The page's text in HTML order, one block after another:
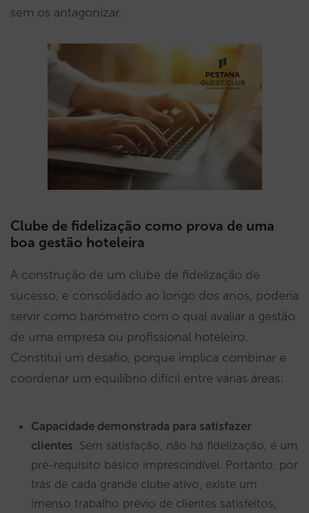
sem os antagonizar.
Clube de fidelização como prova de uma
boa gestão hoteleira
A construção de um clube de fidelização de
sucesso, e consolidado ao longo dos anos, poderia
servir como barómetro com o qual avaliar a gestão
de uma empresa ou profissional hoteleiro.
Constitui um desafio, porque implica combinar e
coordenar um equilíbrio difícil entre várias áreas:
Capacidade demonstrada para satisfazer
clientes . Sem satisfação, não há fidelização, é um
pré-requisito básico imprescindível. Portanto, por
trás de cada grande clube ativo, existe um
imenso trabalho prévio de clientes satisfeitos,